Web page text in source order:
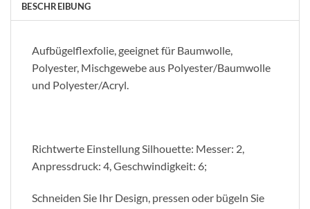
BESCHREIBUNG
Aufbügelflexfolie, geeignet für Baumwolle,
Polyester, Mischgewebe aus Polyester/Baumwolle
und Polyester/Acryl.
Richtwerte Einstellung Silhouette: Messer: 2,
Anpressdruck: 4, Geschwindigkeit: 6;
Schneiden Sie Ihr Design, pressen oder bügeln Sie